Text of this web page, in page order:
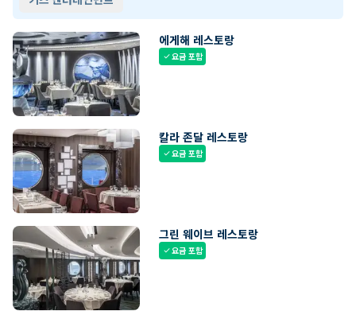
에게해 레스토랑
check요금 포함
칼라 존달 레스토랑
check요금 포함
그린 웨이브 레스토랑
check요금 포함